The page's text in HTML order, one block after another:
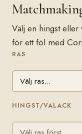
Välj en hingst eller
för ett föl med
RAS
HINGST/VALACK